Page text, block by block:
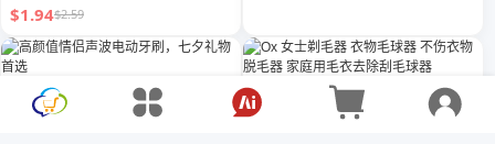
$1.94$2.59